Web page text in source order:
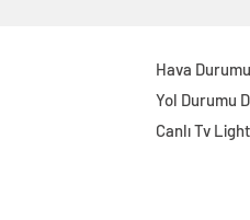
Hava
Yol Durumu
Canlı Tv Light